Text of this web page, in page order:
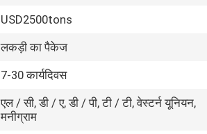
USD2500tons
लकड़ी का पैकेज
7-30 कार्यदिवस
एल / सी, डी / ए, डी / पी, टी / टी, वेस्टर्न यूनियन,
मनीग्राम